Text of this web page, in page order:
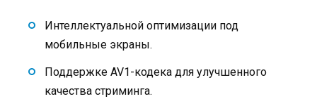
Интеллектуальной оптимизации под
мобильные экраны.
Поддержке AV1-кодека для улучшенного
качества стриминга.